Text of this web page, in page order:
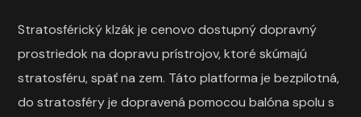
Stratosférický klzák je cenovo dostupný dopravný
prostriedok na dopravu prístrojov, ktoré skúmajú
stratosféru, späť na zem. Táto platforma je bezpilotná,
do stratosféry je dopravená pomocou balóna spolu s